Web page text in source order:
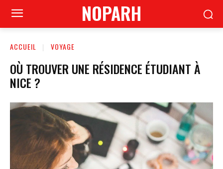
NOPARH
ACCUEIL VOYAGE
OÙ TROUVER UNE RÉSIDENCE ÉTUDIANT À
NICE ?